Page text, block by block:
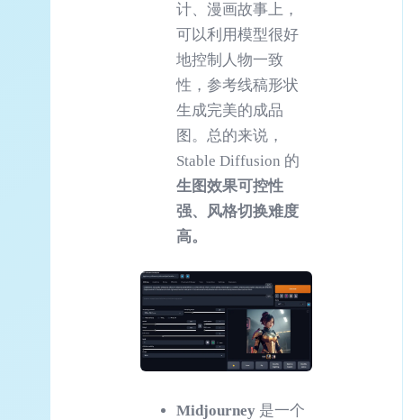
计、漫画故事上，
可以利用模型很好
地控制人物一致
性，参考线稿形状
生成完美的成品
图。总的来说，
Stable Diffusion 的
生图效果可控性
强、风格切换难度
高。
Midjourney 是一个